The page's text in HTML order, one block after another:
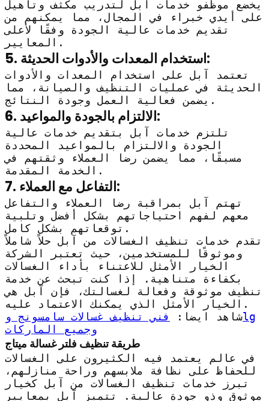
يخضع موظفو خدمات آبل لتدريب مكثف وتأهيل
على أيدي خبراء في المجال، مما يمكنهم من
تقديم خدمات عالية الجودة وفقًا لأعلى
المعايير.
5. استخدام المعدات والأدوات الحديثة:
تعتمد آبل على استخدام المعدات والأدوات
الحديثة في عمليات التنظيف والصيانة، مما
يضمن فعالية العمل وجودة النتائج.
6. الالتزام بالجودة والمواعيد:
تلتزم خدمات آبل بتقديم خدمات عالية
الجودة والالتزام بالمواعيد المحددة
مسبقًا، مما يضمن رضا العملاء وثقتهم في
الخدمة المقدمة.
7. التفاعل مع العملاء:
تهتم آبل بمراقبة رضا العملاء والتفاعل
معهم لفهم احتياجاتهم بشكل أفضل وتلبية
توقعاتهم بشكل كامل.
تقدم خدمات تنظيف الغسالات من آبل حلاً شاملاً
وموثوقًا للمستخدمين، حيث تعتبر الشركة
الخيار الأمثل للاعتناء بأداء الغسالات
بكفاءة متناهية. إذا كنت تبحث عن خدمة
تنظيف موثوقة وفعالة لغسالتك، فإن آبل هي
الخيار الأمثل الذي يمكنك الاعتماد عليه.
شاهد ايضا:
فني تنظيف غسالات سامسونج وlg
وجميع الماركات
طريقة تنظيف فلتر غسالة ميتاج
في عالم يعتمد فيه الكثيرون على الغسالات
للحفاظ على نظافة ملابسهم وراحة منازلهم،
تبرز خدمات تنظيف الغسالات من آبل كخيار
موثوق وذو جودة عالية. تتميز آبل بمعايير